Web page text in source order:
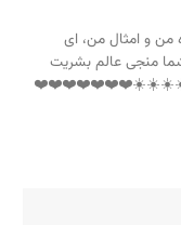
من و امثال من، ای
منجی عالم بشریت